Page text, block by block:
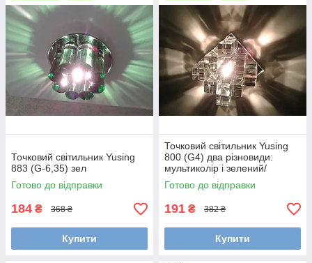
Точковий світильник Yusing
883 (G-6,35) зел
Готово до відправки
184 ₴ 368 ₴
Купити
Точковий світильник Yusing
800 (G4) два різновиди:
мультиколір і зелений/
рожевий
Готово до відправки
191 ₴ 382 ₴
Купити